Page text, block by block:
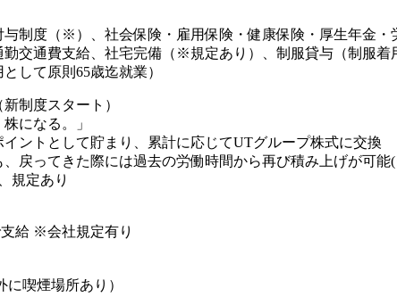
与制度（※）、社会保険・雇用保険・健康保険・厚生年金
勤交通費支給、社宅完備（※規定あり）、制服貸与（制服
して原則65歳迄就業）
制度スタート）
になる。」
イントとして貯まり、累計に応じてUTグループ株式に交換
、戻ってきた際には過去の労働時間から再び積み上げが可
規定あり
支給 ※会社規定有り
喫煙場所あり）